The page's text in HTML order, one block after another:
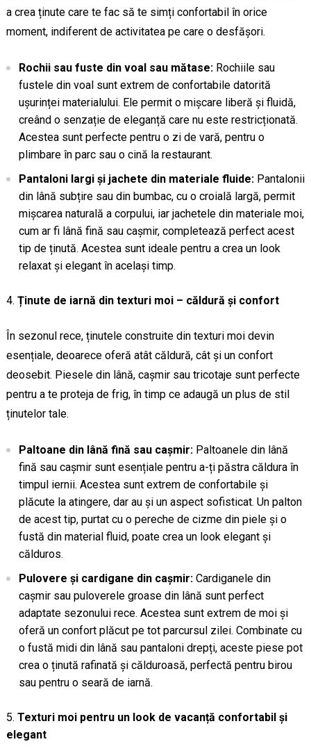
a crea ținute care te fac să te simți confortabil în orice
moment, indiferent de activitatea pe care o desfășori.
Rochii sau fuste din voal sau mătase:Rochiile sau
fustele din voal sunt extrem de confortabile datorită
ușurinței materialului. Ele permit o mișcare liberă și fluidă,
creând o senzație de eleganță care nu este restricționată.
Acestea sunt perfecte pentru o zi de vară, pentru o
plimbare în parc sau o cină la restaurant.
Pantaloni largi și jachete din materiale fluide:Pantalonii
din lână subțire sau din bumbac, cu o croială largă, permit
mișcarea naturală a corpului, iar jachetele din materiale moi,
cum ar fi lână fină sau cașmir, completează perfect acest
tip de ținută. Acestea sunt ideale pentru a crea un look
relaxat și elegant în același timp.
Ținute de iarnă din texturi moi – căldură și confort
În sezonul rece, ținutele construite din texturi moi devin
esențiale, deoarece oferă atât căldură, cât și un confort
deosebit. Piesele din lână, cașmir sau tricotaje sunt perfecte
pentru a te proteja de frig, în timp ce adaugă un plus de stil
ținutelor tale.
Paltoane din lână fină sau cașmir:Paltoanele din lână
fină sau cașmir sunt esențiale pentru a-ți păstra căldura în
timpul iernii. Acestea sunt extrem de confortabile și
plăcute la atingere, dar au și un aspect sofisticat. Un palton
de acest tip, purtat cu o pereche de cizme din piele și o
fustă din material fluid, poate crea un look elegant și
călduros.
Pulovere și cardigane din cașmir:Cardiganele din
cașmir sau puloverele groase din lână sunt perfect
adaptate sezonului rece. Acestea sunt extrem de moi și
oferă un confort plăcut pe tot parcursul zilei. Combinate cu
o fustă midi din lână sau pantaloni drepți, aceste piese pot
crea o ținută rafinată și călduroasă, perfectă pentru birou
sau pentru o seară de iarnă.
Texturi moi pentru un look de vacanță confortabil și
elegant